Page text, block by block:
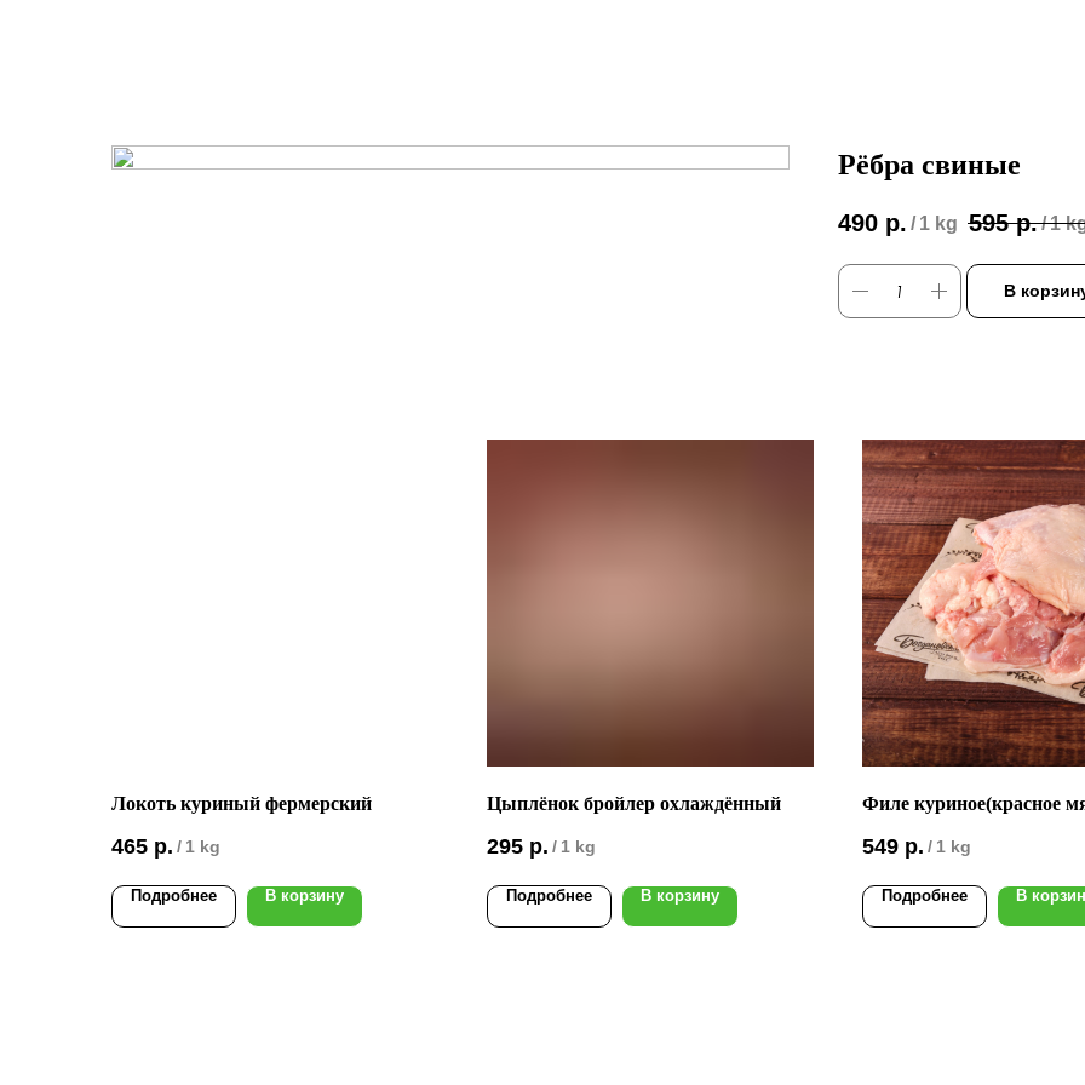
Рёбра свиные
490 р. / 1 kg 595 р./1
В
Локоть куриный фермерский
465 р. / 1 kg
Подробнее В корзину
Цыплёнок бройлер охлаждённый
295 р. / 1 kg
Подробнее В корзину
Филе куриное(красное
549 р. / 1 kg
Подробнее В